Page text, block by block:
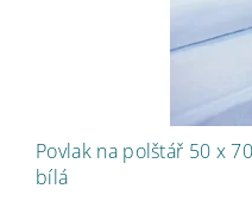
Povlak na polštář 50 x
bílá